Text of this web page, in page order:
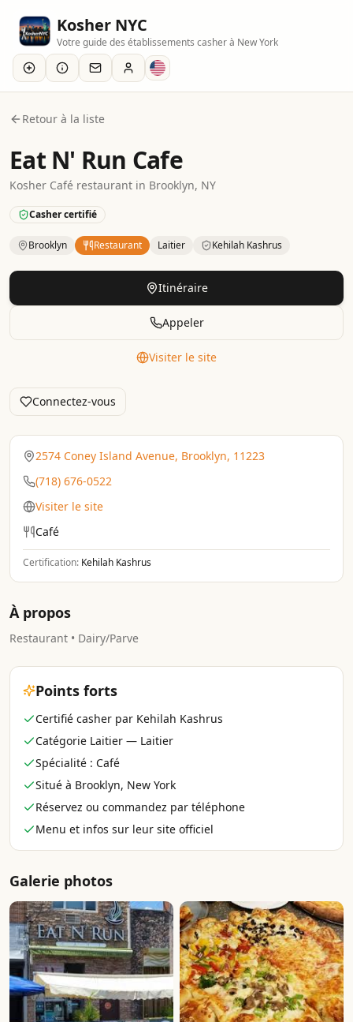
Kosher NYC
Votre guide des établissements casher à New York
Retour à la liste
Eat N' Run Cafe
Kosher Café restaurant in Brooklyn, NY
Casher certifié
Brooklyn Restaurant Laitier Kehilah Kashrus
Kosher
Itinéraire
Appeler
Visiter le site
Connectez-vous
2574 Coney Island Avenue, Brooklyn, 11223
(718) 676-0522
Visiter le site
Café
Certification: Kehilah Kashrus
À propos
Restaurant • Dairy/Parve
Points forts
Certifié casher par Kehilah Kashrus
Catégorie Laitier — Laitier
Spécialité : Café
Situé à Brooklyn, New York
Réservez ou commandez par téléphone
Menu et infos sur leur site officiel
Galerie photos